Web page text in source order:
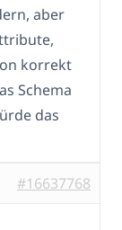
aber
korrekt
Schema
das
#16637768